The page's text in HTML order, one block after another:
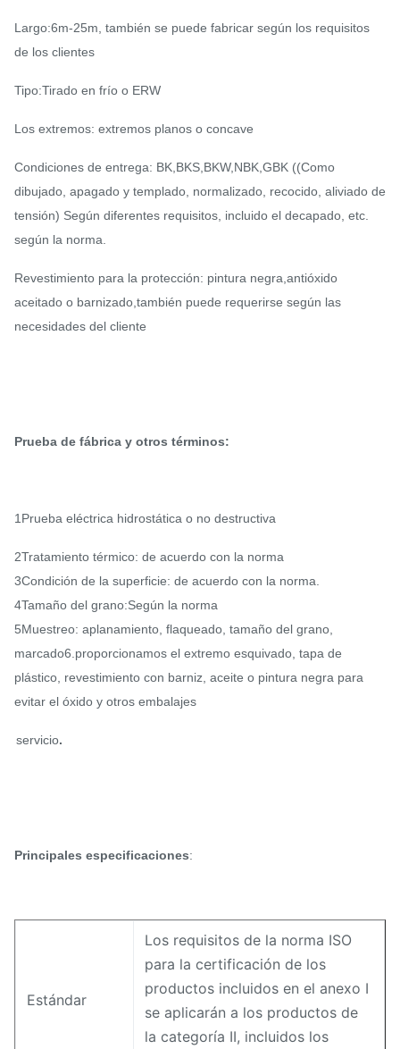
Largo:6m-25m, también se puede fabricar según los requisitos
de los clientes
Tipo:Tirado en frío o ERW
Los extremos: extremos planos o concave
Condiciones de entrega: BK,BKS,BKW,NBK,GBK ((Como
dibujado, apagado y templado, normalizado, recocido, aliviado de
tensión) Según diferentes requisitos, incluido el decapado, etc.
según la norma.
Revestimiento para la protección: pintura negra,antióxido
aceitado o barnizado,también puede requerirse según las
necesidades del cliente
Prueba de fábrica y otros términos:
1Prueba eléctrica hidrostática o no destructiva
2Tratamiento térmico: de acuerdo con la norma
3Condición de la superficie: de acuerdo con la norma.
4Tamaño del grano:Según la norma
5Muestreo: aplanamiento, flaqueado, tamaño del grano,
marcado6.proporcionamos el extremo esquivado, tapa de
plástico, revestimiento con barniz, aceite o pintura negra para
evitar el óxido y otros embalajes
servicio.
Principales especificaciones:
Estándar
Los requisitos de la norma ISO
para la certificación de los
productos incluidos en el anexo I
se aplicarán a los productos de
la categoría II, incluidos los